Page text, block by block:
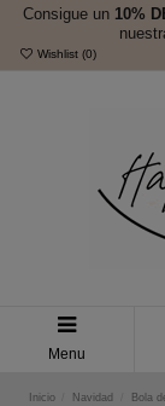
Consigue un 10%
Wishlist (0)
Menu
Inicio Navidad Bola